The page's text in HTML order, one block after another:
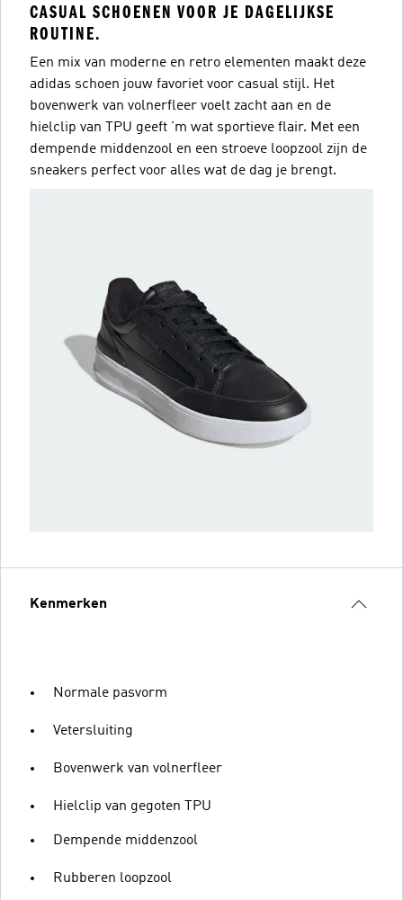
CASUAL SCHOENEN VOOR JE DAGELIJKSE
ROUTINE.
Een mix van moderne en retro elementen maakt deze
adidas schoen jouw favoriet voor casual stijl. Het
bovenwerk van volnerfleer voelt zacht aan en de
hielclip van TPU geeft 'm wat sportieve flair. Met een
dempende middenzool en een stroeve loopzool zijn de
sneakers perfect voor alles wat de dag je brengt.
Kenmerken
Normale pasvorm
Vetersluiting
Bovenwerk van volnerfleer
Hielclip van gegoten TPU
Dempende middenzool
Rubberen loopzool